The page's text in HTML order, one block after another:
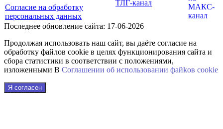
Согласие на обработку
персональных данных
Последнее обновление сайта: 17-06-2026
Продолжая использовать наш сайт, вы даёте согласие на
обработку файлов cookie в целях функционирования сайта и
сбора статистики в соответствии с положениями,
изложенными В Соглашении об использовании файkов cookie
Я согласен